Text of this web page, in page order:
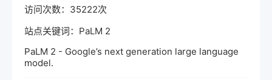
访问次数：35222次
站点关键词：PaLM 2
PaLM 2 - Google’s next generation large language
model.